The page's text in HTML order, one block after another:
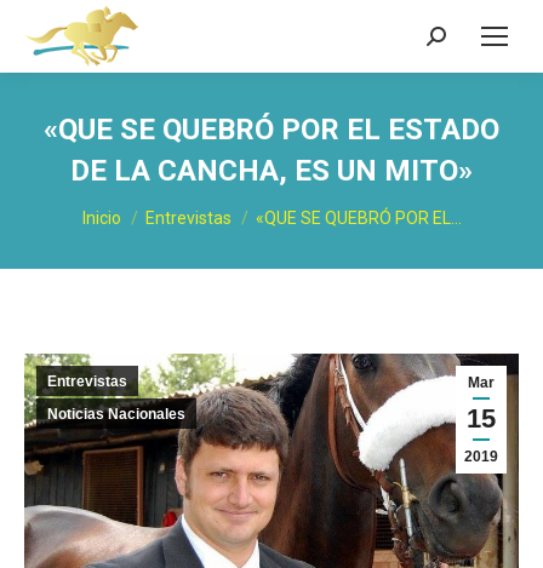
Buscar:
«QUE SE QUEBRÓ POR EL ESTADO
DE LA CANCHA, ES UN MITO»
Estás aquí:
Inicio Entrevistas «QUE SE QUEBRÓ POR EL…
Mar
15
2019
Entrevistas
Noticias Nacionales